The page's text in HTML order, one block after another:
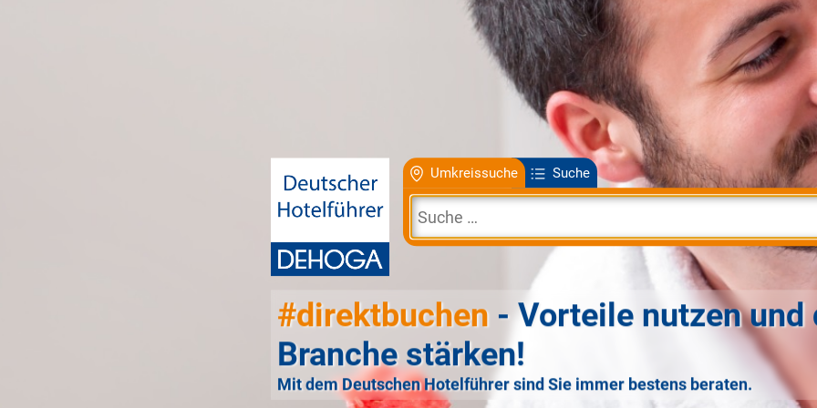
Umkreissuche Suche
#direktbuchen - Vorteile nutzen und
Branche stärken!
Mit dem Deutschen Hotelführer sind Sie immer bestens beraten.